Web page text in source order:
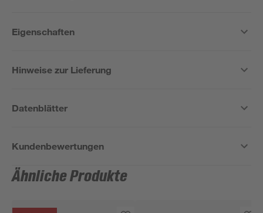
Eigenschaften
Hinweise zur Lieferung
Datenblätter
Kundenbewertungen
Ähnliche Produkte